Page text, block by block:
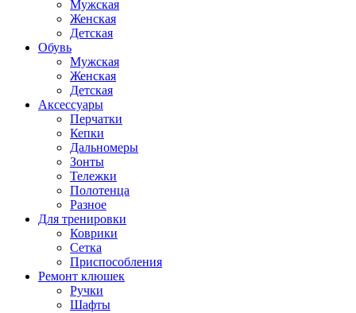
Мужская
Женская
Детская
Обувь
Мужская
Женская
Детская
Аксессуары
Перчатки
Кепки
Дальномеры
Зонты
Тележки
Полотенца
Разное
Для тренировки
Коврики
Сетка
Приспособления
Ремонт клюшек
Ручки
Шафты